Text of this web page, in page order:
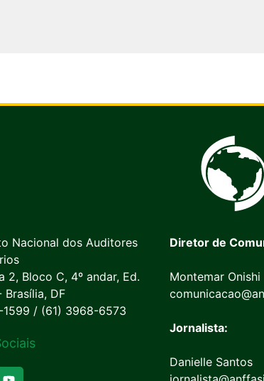
Nacional dos Auditores
2, Bloco C, 4º andar, Ed.
DF
/ (61) 3968-6573
Diretor de
Montemar Onishi
Jornalista:
Danielle Santos